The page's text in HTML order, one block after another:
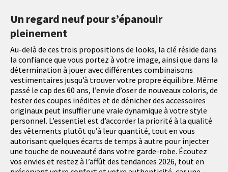
Un regard neuf pour s’épanouir
pleinement
Au-delà de ces trois propositions de looks, la clé réside dans
la confiance que vous portez à votre image, ainsi que dans la
détermination à jouer avec différentes combinaisons
vestimentaires jusqu’à trouver votre propre équilibre. Même
passé le cap des 60 ans, l’envie d’oser de nouveaux coloris, de
tester des coupes inédites et de dénicher des accessoires
originaux peut insuffler une vraie dynamique à votre style
personnel. L’essentiel est d’accorder la priorité à la qualité
des vêtements plutôt qu’à leur quantité, tout en vous
autorisant quelques écarts de temps à autre pour injecter
une touche de nouveauté dans votre garde-robe. Écoutez
vos envies et restez à l’affût des tendances 2026, tout en